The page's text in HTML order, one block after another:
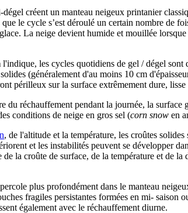
dégel créent un manteau neigeux printanier
le cycle s’est déroulé un certain nombre de
La neige devient humide et mouillée
les cycles quotidiens de gel / dégel
(généralement d'au moins 10 cm
périlleux sur la surface extrêmement dure, lisse
du réchauffement pendant la journée, la
conditions de neige en gros sel (corn snow en
, de l'altitude et la température, les croûtes
et les instabilités peuvent se développer
de la croûte de surface, de la température et de
plus profondément dans le manteau
fragiles persistantes formées en mi- saison
également avec le réchauffement diurne.